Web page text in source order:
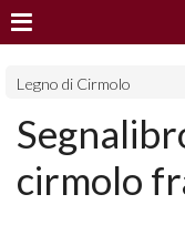
Legno di Cirmolo
cirmolo